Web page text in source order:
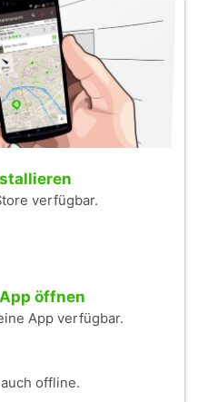
verfügbar.
öffnen
App verfügbar.
offline.